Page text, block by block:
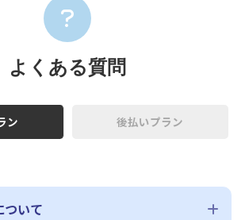
よくある質問
ン 後払いプラン
ついて